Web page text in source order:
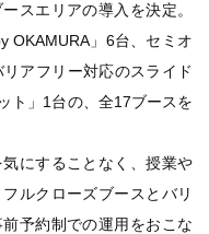
スエリアの導入を決定。
OKAMURA」6台、セミオ
アフリー対応のスライド
ト」1台の、全17ブースを
にすることなく、授業や
ルクローズブースとバリ
予約制での運用をおこな